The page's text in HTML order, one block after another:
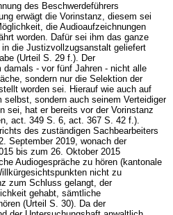
des Beschwerdeführers
erwägt die Vorinstanz, diesem sei
die Audioaufzeichnungen
worden. Dafür sei ihm das ganze
die Justizvollzugsanstalt geliefert
(Urteil S. 29 f.). Der
damals - vor fünf Jahren - nicht alle
sondern nur die Selektion der
worden sei. Hierauf wie auch auf
sondern auch seinem Verteidiger
sei, hat er bereits vor der Vorinstanz
act. 349 S. 6, act. 367 S. 42 f.).
des zuständigen Sachbearbeiters
September 2019, wonach der
bis zum 26. Oktober 2015
Audiogespräche zu hören (kantonale
nicht zu
zum Schluss gelangt, der
gehabt, sämtliche
(Urteil S. 30). Da der